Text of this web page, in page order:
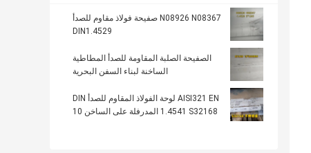
N08926 N08367 صفيحة فولاذ مقاوم للصدأ
DIN1.4529
الصفيحة الصلبة المقاومة للصدأ المطاطية
الساخنة لبناء السفن البحرية
AISI321 EN لوحة الفولاذ المقاوم للصدأ DIN
1.4541 S32168 المدرفلة على الساخن 10